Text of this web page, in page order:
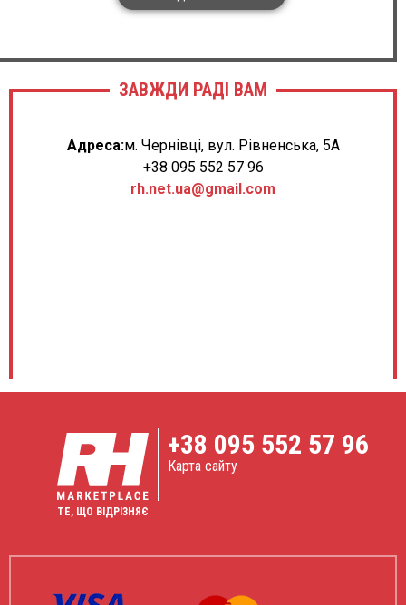
ЗАВЖДИ РАДІ ВАМ
Адреса:м. Чернівці, вул. Рівненська, 5А
+38 095 552 57 96
rh.net.ua@gmail.com
ТЕ, ЩО ВІДРІЗНЯЄ
+38 095 552 57 96
Карта сайту